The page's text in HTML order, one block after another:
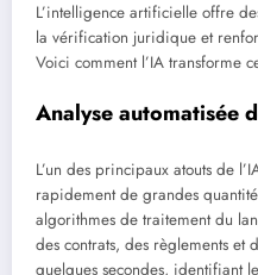
L’intelligence artificielle offre
la vérification juridique et
Voici comment l’IA transforme
Analyse automatisée
L’un des principaux atouts de
rapidement de grandes
algorithmes de traitement du
des contrats, des règlements et
quelques secondes, identifiant